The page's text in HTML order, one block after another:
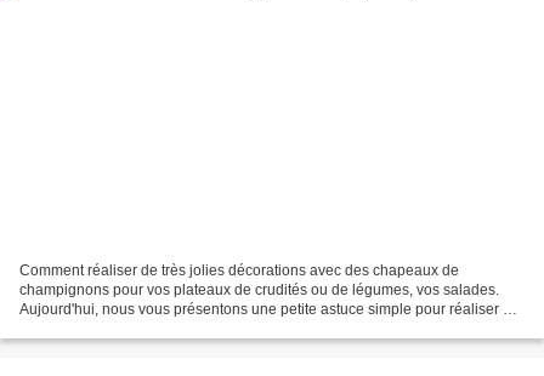
Comment réaliser de très jolies décorations avec des chapeaux de
champignons pour vos plateaux de crudités ou de légumes, vos salades.
Aujourd'hui, nous vous présentons une petite astuce simple pour réaliser de